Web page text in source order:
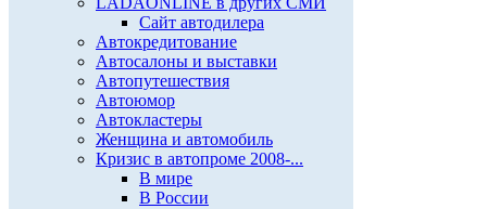
Сайт автодилера
Автокредитование
Автосалоны и выставки
Автопутешествия
Автоюмор
Автокластеры
Женщина и автомобиль
Кризис в автопроме 2008-...
В мире
В России